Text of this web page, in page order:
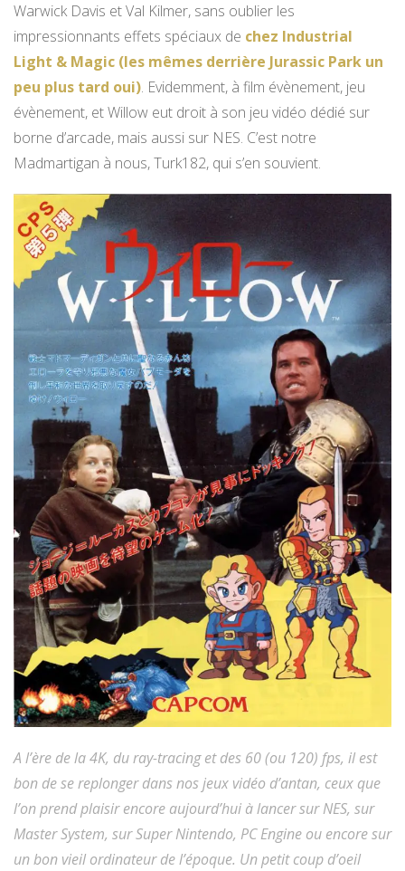
Warwick Davis et Val Kilmer, sans oublier les
impressionnants effets spéciaux de chez Industrial
Light & Magic (les mêmes derrière Jurassic Park un
peu plus tard oui). Evidemment, à film évènement, jeu
évènement, et Willow eut droit à son jeu vidéo dédié sur
borne d’arcade, mais aussi sur NES. C’est notre
Madmartigan à nous, Turk182, qui s’en souvient.
A l’ère de la 4K, du ray-tracing et des 60 (ou 120) fps, il est
bon de se replonger dans nos jeux vidéo d’antan, ceux que
l’on prend plaisir encore aujourd’hui à lancer sur NES, sur
Master System, sur Super Nintendo, PC Engine ou encore sur
un bon vieil ordinateur de l’époque. Un petit coup d’oeil